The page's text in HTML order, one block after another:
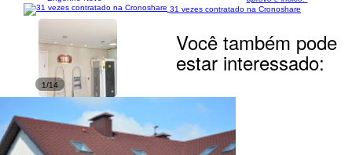
31 vezes contratado na Cronoshare
1/14
Você também pode
estar interessado: